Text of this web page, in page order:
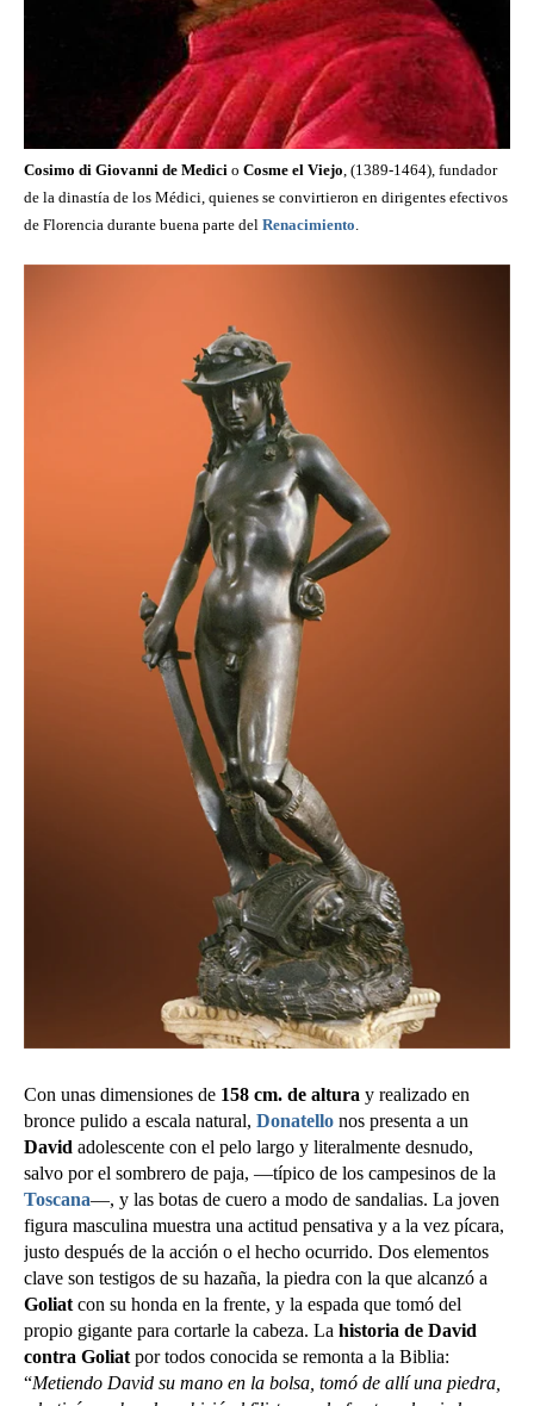
Cosimo di Giovanni de Medici o Cosme el Viejo , (1389-1464), fundador
de la dinastía de los Médici, quienes se convirtieron en dirigentes efectivos
de Florencia durante buena parte del Renacimiento
Con unas dimensiones de 158 cm. de altura y realizado en
bronce pulido a escala natural, Donatello nos presenta a un
David adolescente con el pelo largo y literalmente desnudo,
salvo por el sombrero de paja, —típico de los campesinos de la
Toscana—, y las botas de cuero a modo de sandalias. La joven
figura masculina muestra una actitud pensativa y a la vez pícara,
justo después de la acción o el hecho ocurrido. Dos elementos
clave son testigos de su hazaña, la piedra con la que alcanzó a
Goliat con su honda en la frente, y la espada que tomó del
propio gigante para cortarle la cabeza. La historia de David
contra Goliat por todos conocida se remonta a la Biblia:
“Metiendo David su mano en la bolsa, tomó de allí una piedra,